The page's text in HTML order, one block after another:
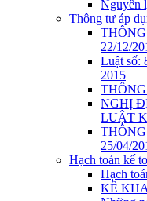
Nguyên
Thông tư áp
22/12/
Luật số:
2015
NGHỊ
LUẬT
25/04/
Hạch toán kế
Hạch
KÊ